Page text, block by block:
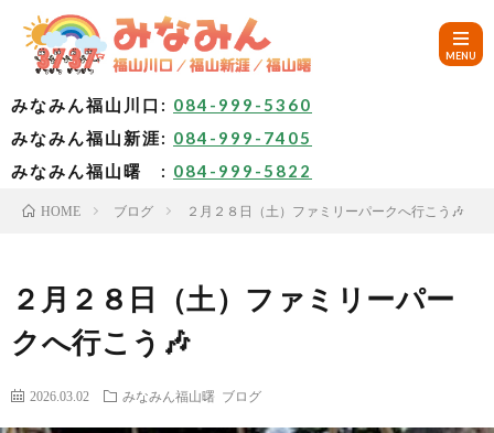
みなみん福山川口: 084-999-5360
みなみん福山新涯: 084-999-7405
みなみん福山曙 : 084-999-5822
HOME ブログ ２月２８日（土）ファミリーパークへ行こう🎶
２月２８日（土）ファミリーパー
クへ行こう🎶
2026.03.02 みなみん福山曙 ブログ